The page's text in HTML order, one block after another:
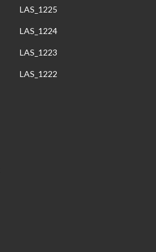
LAS_1225
LAS_1224
LAS_1223
LAS_1222